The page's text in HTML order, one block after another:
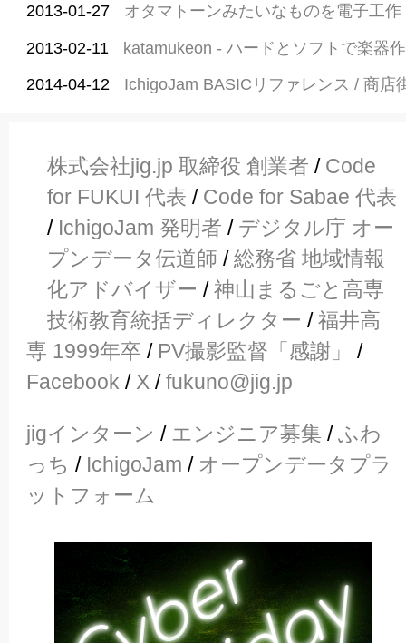
2013-01-27 オタマトーンみたいなものを電子工作
2013-02-11 katamukeon - ハードとソフトで楽器
2014-04-12 IchigoJam BASICリファレンス / 商店
株式会社jig.jp 取締役 創業者 / Code
for FUKUI 代表 / Code for Sabae 代表
/ IchigoJam 発明者 / デジタル庁 オー
プンデータ伝道師 /総務省 地域情報
化アドバイザー /神山まるごと高専
技術教育統括ディレクター /福井高
専 1999年卒 / PV撮影監督「感謝」
/
Facebook / X /fukuno@jig.jp
jigインターン / エンジニア募集 /ふわ
っち / IchigoJam / オープンデータプラ
ットフォーム